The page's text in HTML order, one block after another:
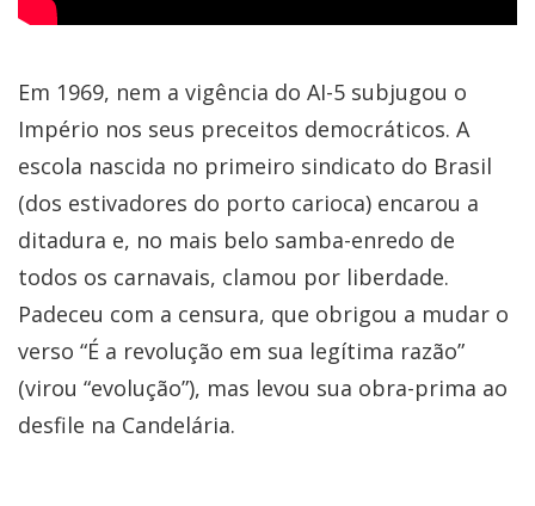
Em 1969, nem a vigência do AI-5 subjugou o
Império nos seus preceitos democráticos. A
escola nascida no primeiro sindicato do Brasil
(dos estivadores do porto carioca) encarou a
ditadura e, no mais belo samba-enredo de
todos os carnavais, clamou por liberdade.
Padeceu com a censura, que obrigou a mudar o
verso “É a revolução em sua legítima razão”
(virou “evolução”), mas levou sua obra-prima ao
desfile na Candelária.